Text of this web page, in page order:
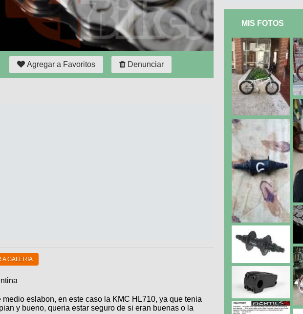
Agregar a Favoritos Denunciar
A GALERIA
eslabon, en este caso la KMC HL710, ya que tenia
y bueno, queria estar seguro de si eran buenas o la
MIS FOTOS